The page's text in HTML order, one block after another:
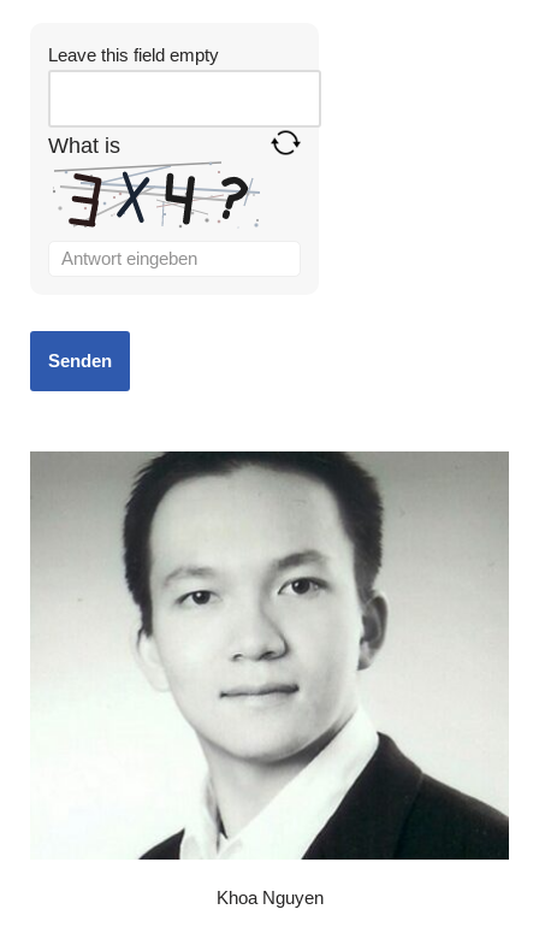
Leave this field empty
What is
Khoa Nguyen